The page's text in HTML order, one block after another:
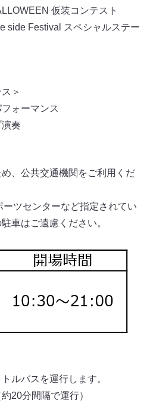
仮装コンテスト
Festival スペシャルステー
＞
ォーマンス
奏
、公共交通機関をご利用くだ
ツセンターなど指定されてい
車はご遠慮ください。
ルバスを運行します。
20分間隔で運行）